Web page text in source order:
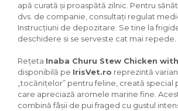
apă curată și proaspătă zilnic. Pentru
dvs. de companie, consultați regulat
Instrucțiuni de depozitare. Se tine la
deschidere si se serveste cat mai repede.
Rețeta Inaba Churu Stew Chicken
disponibilă pe IrisVet.ro reprezintă
„tocănițelor” pentru feline, creată special
care apreciază aromele marine fine.
combină fâșii de pui fraged cu gustul